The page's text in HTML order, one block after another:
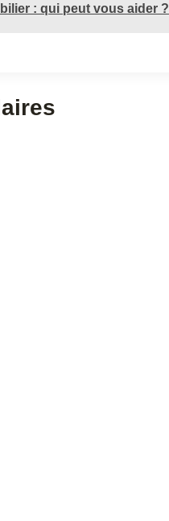
: qui peut vous aider ?